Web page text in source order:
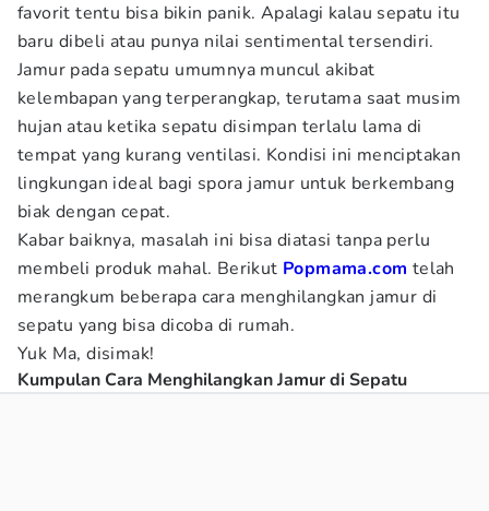
favorit tentu bisa bikin panik. Apalagi kalau sepatu itu
baru dibeli atau punya nilai sentimental tersendiri.
Jamur pada sepatu umumnya muncul akibat
kelembapan yang terperangkap, terutama saat musim
hujan atau ketika sepatu disimpan terlalu lama di
tempat yang kurang ventilasi. Kondisi ini menciptakan
lingkungan ideal bagi spora jamur untuk berkembang
biak dengan cepat.
Kabar baiknya, masalah ini bisa diatasi tanpa perlu
membeli produk mahal. Berikut Popmama.com telah
merangkum beberapa cara menghilangkan jamur di
sepatu yang bisa dicoba di rumah.
Yuk Ma, disimak!
Kumpulan Cara Menghilangkan Jamur di Sepatu